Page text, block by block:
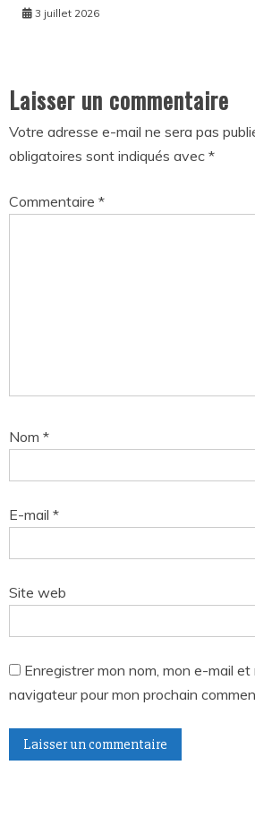
3 juillet 2026
Laisser un commentaire
Votre adresse e-mail ne sera pas
obligatoires sont indiqués avec *
Commentaire *
Nom *
E-mail *
Site web
Enregistrer mon nom, mon e-mail
navigateur pour mon prochain